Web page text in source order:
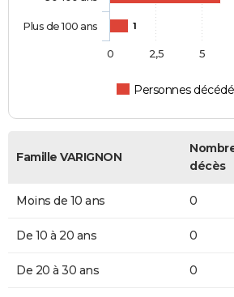
1
Personnes
Plus de 100 ans
0 2,5 5
Famille VARIGNON
décès
Moins de 10 ans 0
De 10 à 20 ans 0
De 20 à 30 ans 0